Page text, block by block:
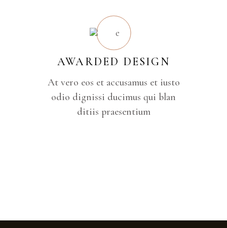
AWARDED DESIGN
At vero eos et accusamus et iusto
odio dignissi ducimus qui blan
ditiis praesentium